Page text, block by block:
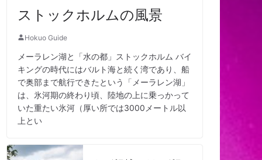
ストックホルムの風景
Hokuo Guide
メーラレン湖と「水の都」ストックホルム バイ
キングの時代にはバルト海と続く湾であり、船
で奥部まで航行できたという「メーラレン湖」
は、氷河期の終わり頃、陸地の上に乗っかって
いた重たい氷河（厚い所では3000メートル以
上とい